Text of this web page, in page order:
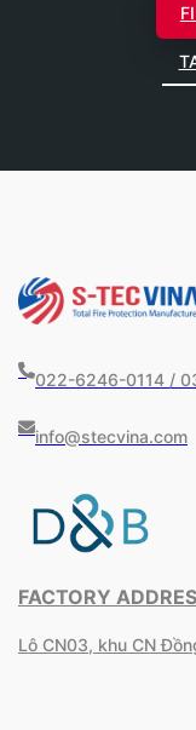
022-6246-0114 /
info@stecvina.com
FACTORY
Lô CN03, khu CN